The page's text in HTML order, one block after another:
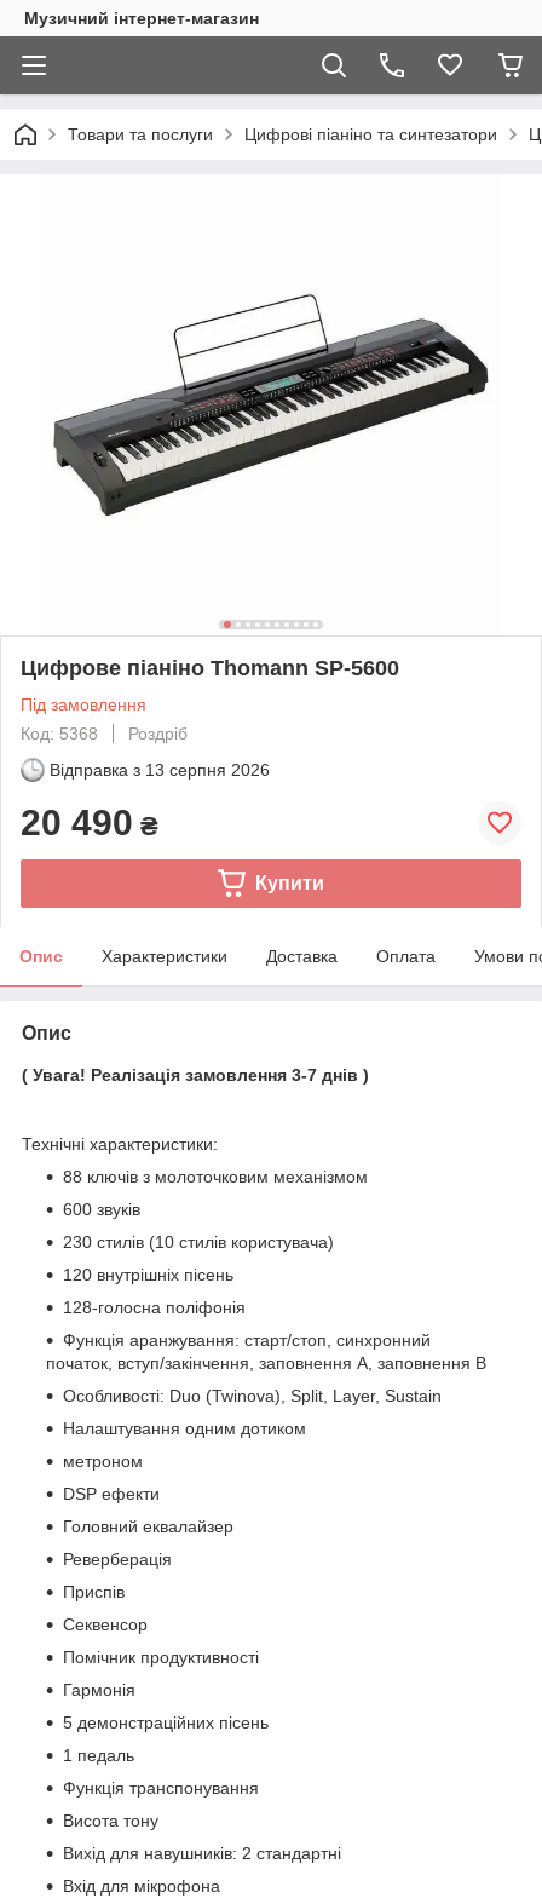
Музичний інтернет-магазин
Товари та послуги Цифрові піаніно та синтезатори
Цифрове піаніно Thomann SP-5600
Під замовлення
Код: 5368
Роздріб
Відправка з 13 серпня 2026
20 490 ₴
Купити
Опис Характеристики Доставка Оплата Умови
Опис
( Увага! Реалізація замовлення 3-7 днів )
Технічні характеристики:
88 ключів з молоточковим механізмом
600 звуків
230 стилів (10 стилів користувача)
120 внутрішніх пісень
128-голосна поліфонія
Функція аранжування: старт/стоп, синхронний
початок, вступ/закінчення, заповнення A, заповнення B
Особливості: Duo (Twinova), Split, Layer, Sustain
Налаштування одним дотиком
метроном
DSP ефекти
Головний еквалайзер
Реверберація
Приспів
Секвенсор
Помічник продуктивності
Гармонія
5 демонстраційних пісень
1 педаль
Функція транспонування
Висота тону
Вихід для навушників: 2 стандартні
Вхід для мікрофона